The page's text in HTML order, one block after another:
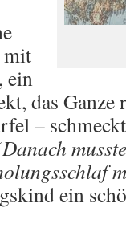
mit
ein
das
–
ein